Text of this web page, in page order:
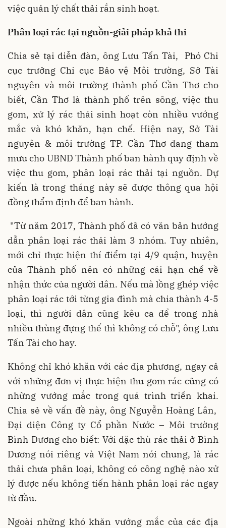
việc quản lý chất thải rắn sinh hoạt.
Phân loại rác tại nguồn-giải pháp khả thi
Chia sẻ tại diễn đàn, ông Lưu Tấn Tài, Phó Chi
cục trưởng Chi cục Bảo vệ Môi trường, Sở Tài
nguyên và môi trường thành phố Cần Thơ cho
biết, Cần Thơ là thành phố trên sông, việc thu
gom, xử lý rác thải sinh hoạt còn nhiều vướng
mắc và khó khăn, hạn chế. Hiện nay, Sở Tài
nguyên & môi trường TP. Cần Thơ đang tham
mưu cho UBND Thành phố ban hành quy định về
việc thu gom, phân loại rác thải tại nguồn. Dự
kiến là trong tháng này sẽ được thông qua hội
đồng thẩm định để ban hành.
"Từ năm 2017, Thành phố đã có văn bản hướng
dẫn phân loại rác thải làm 3 nhóm. Tuy nhiên,
mới chỉ thực hiện thí điểm tại 4/9 quận, huyện
của Thành phố nên có những cái hạn chế về
nhận thức của người dân. Nếu mà lồng ghép việc
phân loại rác tới từng gia đình mà chia thành 4-5
loại, thì người dân cũng kêu ca để trong nhà
nhiều thùng đựng thế thì không có chỗ", ông Lưu
Tấn Tài cho hay.
Không chỉ khó khăn với các địa phương, ngay cả
với những đơn vị thực hiện thu gom rác cũng có
những vướng mắc trong quá trình triển khai.
Chia sẻ về vấn đề này, ông Nguyễn Hoàng Lân,
Đại diện Công ty Cổ phần Nước – Môi trường
Bình Dương cho biết: Với đặc thù rác thải ở Bình
Dương nói riêng và Việt Nam nói chung, là rác
thải chưa phân loại, không có công nghệ nào xử
lý được nếu không tiến hành phân loại rác ngay
từ đầu.
Ngoài những khó khăn vướng mắc của các địa